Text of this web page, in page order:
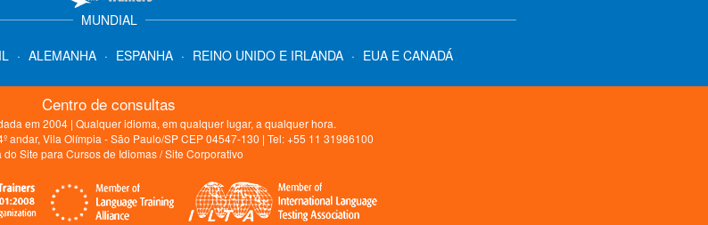
MUNDIAL
· ALEMANHA · ESPANHA · REINO UNIDO E IRLANDA · EUA E CANADÁ
Centro de consultas
em 2004 | Qualquer idioma, em qualquer lugar, a qualquer hora.
andar, Vila Olímpia - São Paulo/SP CEP 04547-130 | Tel: +55 11 31986100
do Site para Cursos de Idiomas/Site Corporativo